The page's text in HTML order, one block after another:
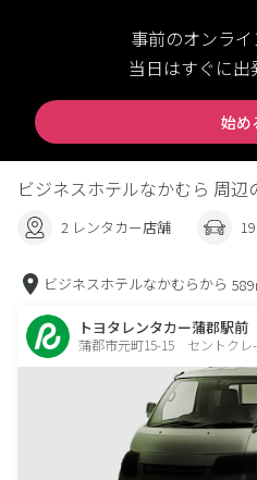
事前のオンラ
当日はすぐに
始め
ビジネスホテルなかむら 周辺
2 レンタカー店舗
ビジネスホテルなかむらから
トヨタレンタカー蒲郡駅前
蒲郡市元町15-15 セントクレ